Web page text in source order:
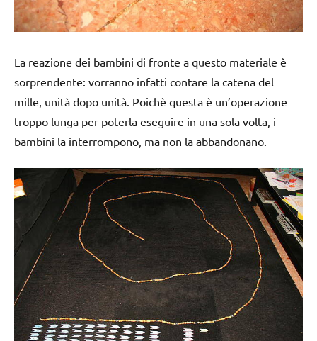
La reazione dei bambini di fronte a questo materiale è
sorprendente: vorranno infatti contare la catena del
mille, unità dopo unità. Poichè questa è un’operazione
troppo lunga per poterla eseguire in una sola volta, i
bambini la interrompono, ma non la abbandonano.